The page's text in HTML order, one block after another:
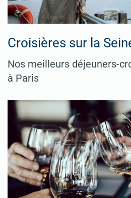
Croisières sur la
Nos meilleurs déjeuners-
à Paris